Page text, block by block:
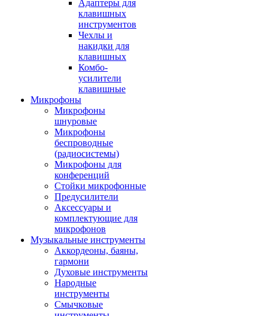
Адаптеры для
клавишных
инструментов
Чехлы и
накидки для
клавишных
Комбо-
усилители
клавишные
Микрофоны
Микрофоны
шнуровые
Микрофоны
беспроводные
(радиосистемы)
Микрофоны для
конференций
Стойки микрофонные
Предусилители
Аксессуары и
комплектующие для
микрофонов
Музыкальные инструменты
Аккордеоны, баяны,
гармони
Духовые инструменты
Народные
инструменты
Смычковые